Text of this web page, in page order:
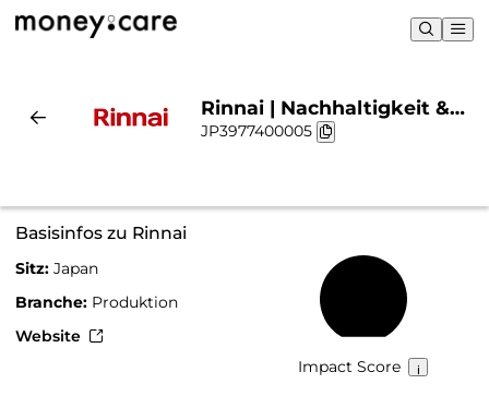
Rinnai | Nachhaltigkeit &
Chart
JP3977400005
Basisinfos zu Rinnai
Sitz: Japan
Branche: Produktion
Website
Impact Score